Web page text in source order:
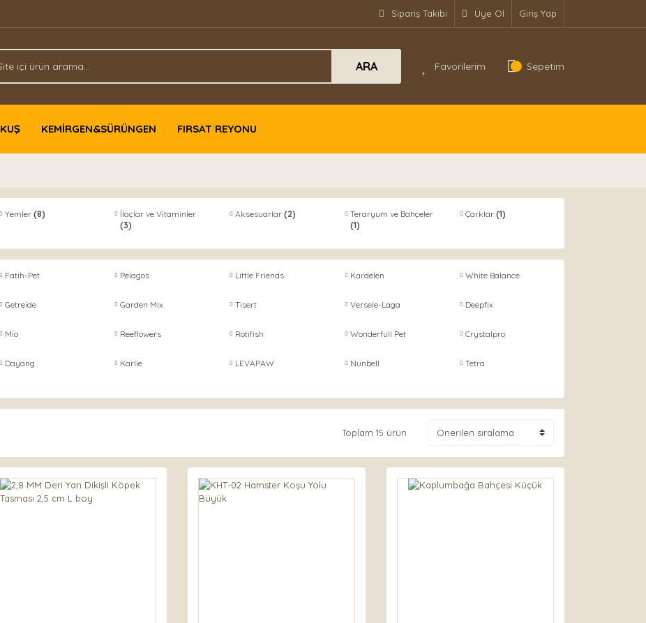
Sipariş Takibi Üye Ol Giriş Yap
ARA Favorilerim Sepetim
KUŞ KEMİRGEN&SÜRÜNGEN FIRSAT REYONU
Yemler (8)
İlaçlar ve Vitaminler
(3)
Aksesuarlar (2)
Teraryum ve Bahçeler
(1)
Çarklar (1)
Fatih-Pet Pelagos Little Friends Kardelen White Balance
Getreide Garden Mix Tisert Versele-Laga Deepfix
Mio Reeflowers Rotifish Wonderfull Pet Crystalpro
Dayang Karlie LEVAPAW Nunbell Tetra
Toplam 15 ürün